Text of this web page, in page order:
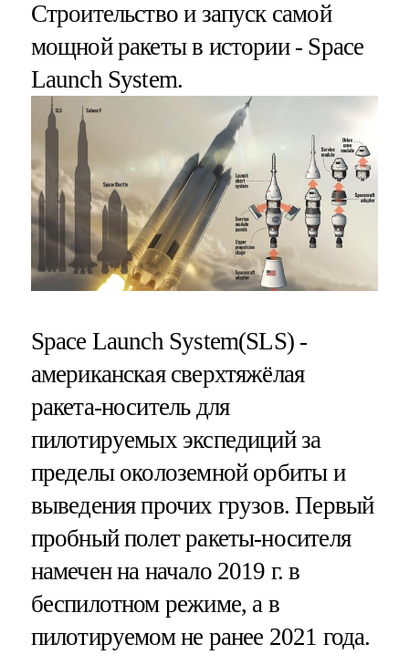
Строительство и запуск самой
мощной ракеты в истории - Space
Launch System.
Space Launch System(SLS) -
американская сверхтяжёлая
ракета-носитель для
пилотируемых экспедиций за
пределы околоземной орбиты и
выведения прочих грузов. Первый
пробный полет ракеты-носителя
намечен на начало 2019 г. в
беспилотном режиме, а в
пилотируемом не ранее 2021 года.